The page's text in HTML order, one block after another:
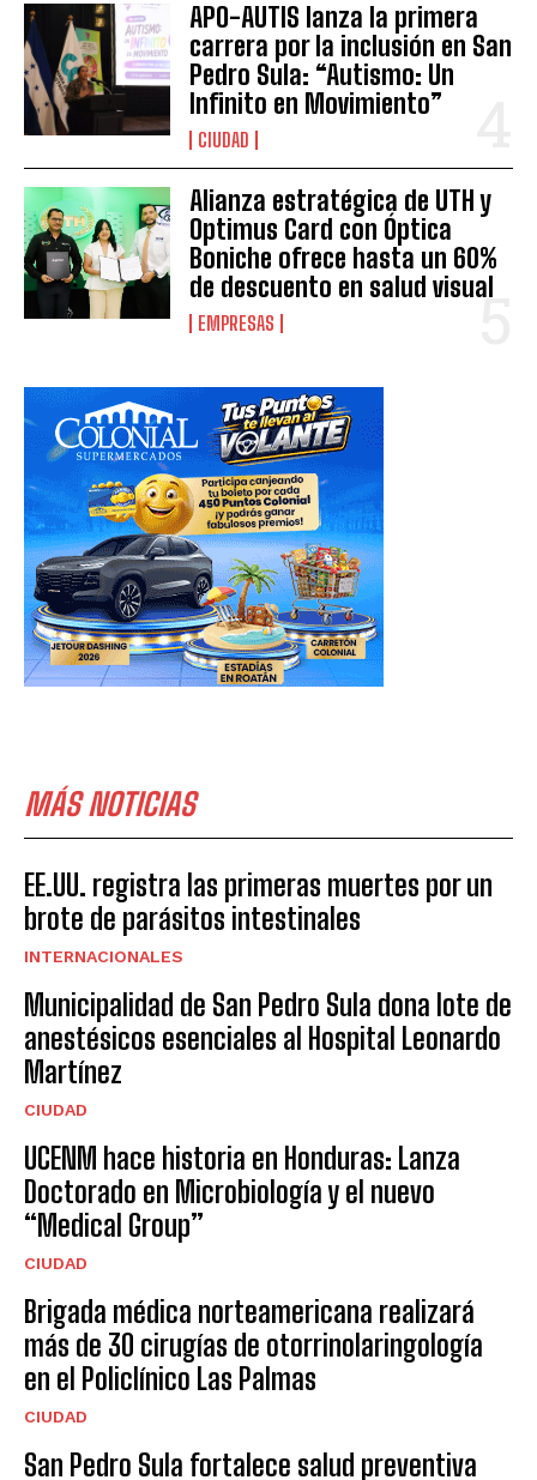
APO-AUTIS lanza la primera
carrera por la inclusión en San
Pedro Sula: “Autismo: Un
Infinito en Movimiento”
CIUDAD
Alianza estratégica de UTH y
Optimus Card con Óptica
Boniche ofrece hasta un 60%
de descuento en salud visual
EMPRESAS
MÁS NOTICIAS
EE.UU. registra las primeras muertes por un
brote de parásitos intestinales
INTERNACIONALES
Municipalidad de San Pedro Sula dona lote de
anestésicos esenciales al Hospital Leonardo
Martínez
CIUDAD
UCENM hace historia en Honduras: Lanza
Doctorado en Microbiología y el nuevo
“Medical Group”
CIUDAD
Brigada médica norteamericana realizará
más de 30 cirugías de otorrinolaringología
en el Policlínico Las Palmas
CIUDAD
San Pedro Sula fortalece salud preventiva